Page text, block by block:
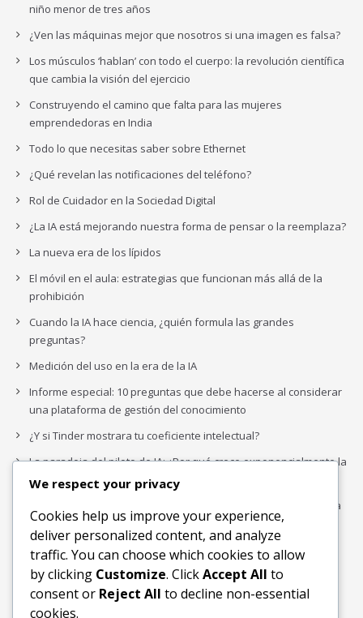
niño menor de tres años
¿Ven las máquinas mejor que nosotros si una imagen es falsa?
Los músculos ‘hablan’ con todo el cuerpo: la revolución científica
que cambia la visión del ejercicio
Construyendo el camino que falta para las mujeres
emprendedoras en India
Todo lo que necesitas saber sobre Ethernet
¿Qué revelan las notificaciones del teléfono?
Rol de Cuidador en la Sociedad Digital
¿La IA está mejorando nuestra forma de pensar o la reemplaza?
La nueva era de los lípidos
El móvil en el aula: estrategias que funcionan más allá de la
prohibición
Cuando la IA hace ciencia, ¿quién formula las grandes
preguntas?
Medición del uso en la era de la IA
Informe especial: 10 preguntas que debe hacerse al considerar
una plataforma de gestión del conocimiento
¿Y si Tinder mostrara tu coeficiente intelectual?
La paradoja del piloto de IA: ¿Por qué crece exponencialmente la
complejidad de la IA empresarial?
Los organigramas de marketing se crearon para los canales. La
IA acaba de dejarlos obsoletos.
Buscar
Buscar
We respect your privacy
Cookies help us improve your experience,
deliver personalized content, and analyze
traffic. You can choose which cookies to allow
by clicking Customize. ClickAccept All to
consent or Reject All to decline non-essential
cookies.